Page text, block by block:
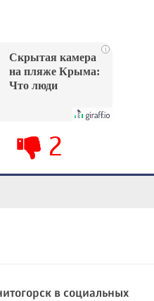
i
Скрытая камера
на пляже Крыма:
Что люди
их не видят...
2
в социальных